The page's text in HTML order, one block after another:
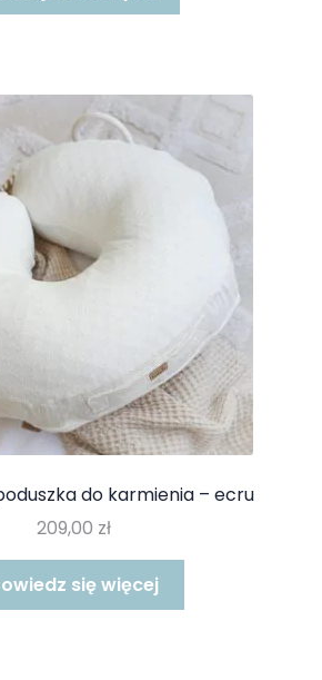
189,00 zł. 159,00 zł.
do karmienia – ecru
209,00 zł
się więcej